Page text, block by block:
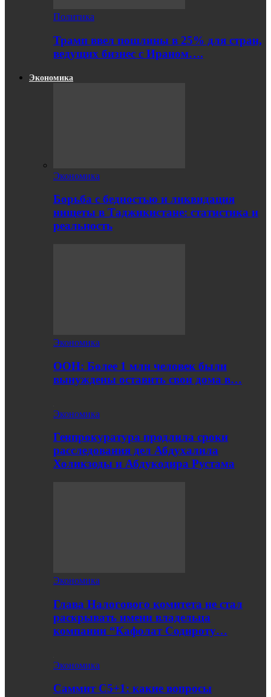
Политика
Трамп ввел пошлины в 25% для стран,
ведущих бизнес с Ираном….
Экономика
Экономика
Борьба с бедностью и ликвидация
нищеты в Таджикистане: статистика и
реальность
Экономика
ООН: Более 1 млн человек были
вынуждены оставить свои дома в…
Экономика
Генпрокуратура продлила сроки
расследования дел Абдухалила
Холикзоды и Абдукодира Рустама
Экономика
Глава Налогового комитета не стал
раскрывать имени владельца
компании “Кафолат Содироту…
Экономика
Саммит С5+1: какие вопросы